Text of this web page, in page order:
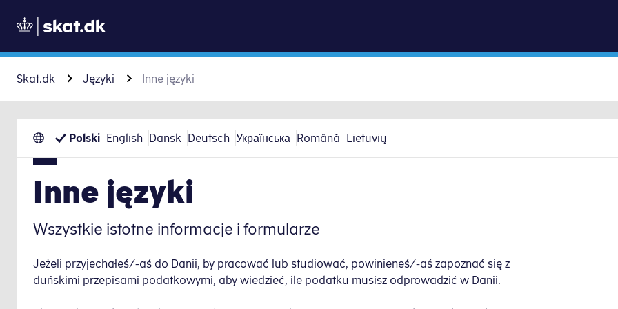
Skat.dk Języki Inne języki
Polski English Dansk Deutsch Українська Română Lietuvių
Inne języki
Wszystkie istotne informacje i formularze
Jeżeli przyjechałeś/-aś do Danii, by pracować lub studiować, powinieneś/-aś zapoznać się z
duńskimi przepisami podatkowymi, aby wiedzieć, ile podatku musisz odprowadzić w Danii.